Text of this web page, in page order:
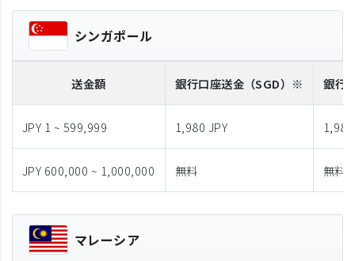
シンガポール
送金額 銀行口座送金 （SGD）※ 銀行
JPY 1 ~ 599,999 1,980 JPY
JPY 600,000 ~ 1,000,000 無料 無料
マレーシア